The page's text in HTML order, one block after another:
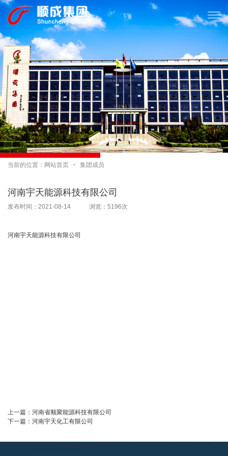

当前的位置： 网站首页  集团成员
河南宇天能源科技有限公司
发布时间：2021-08-14 浏览：5196次
河南宇天能源科技有限公司
上一篇： 河南省顺聚能源科技有限公司
下一篇： 河南宇天化工有限公司